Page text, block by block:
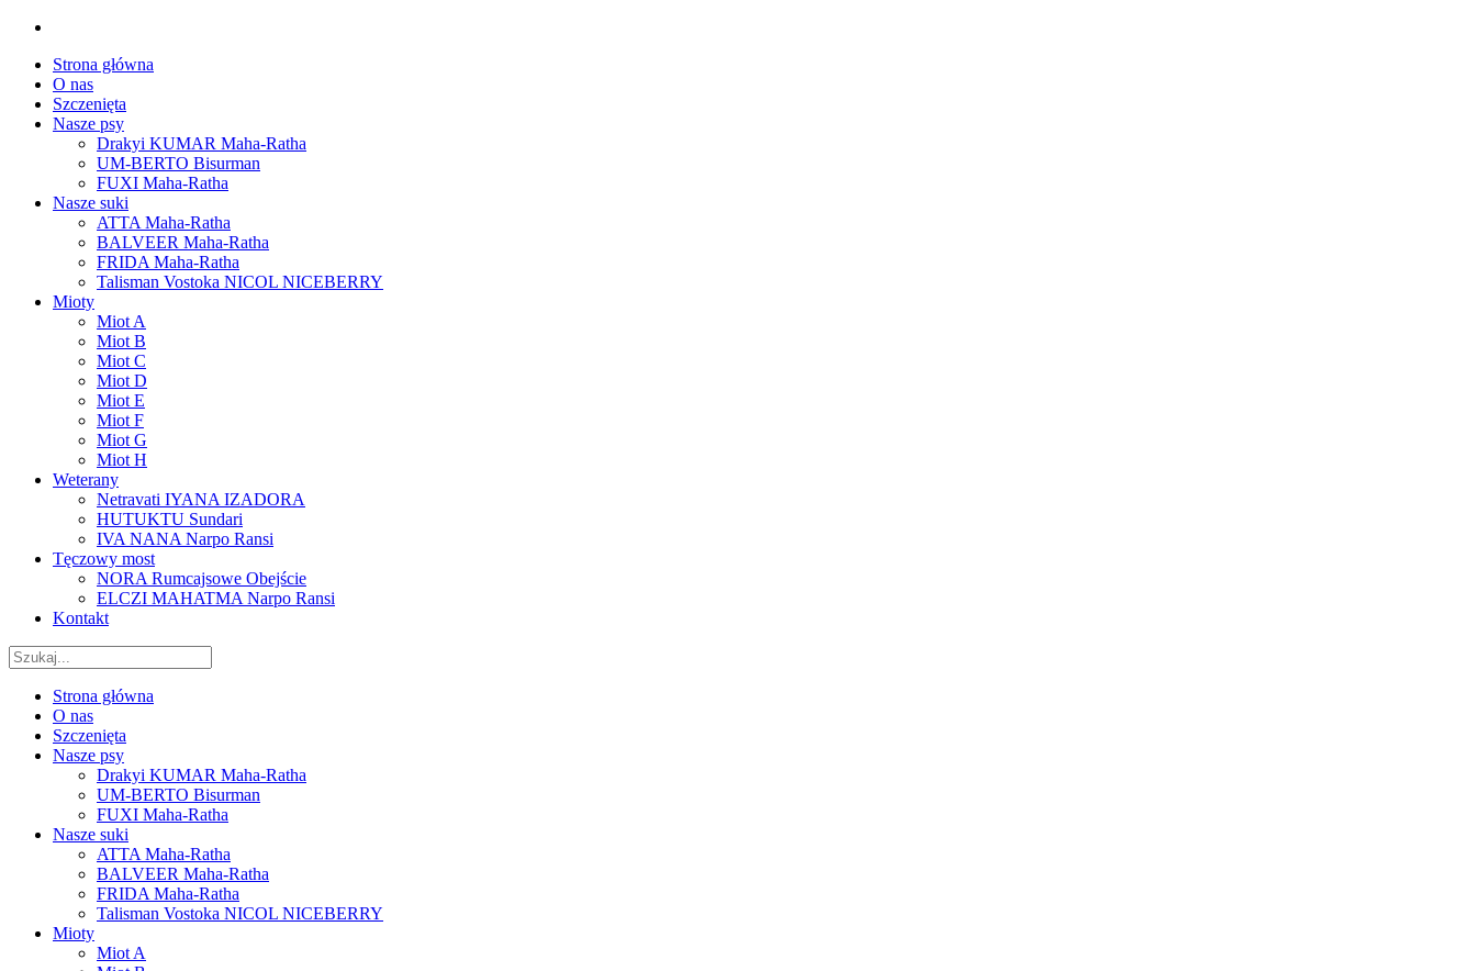
Strona główna
O nas
Szczenięta
Nasze psy
Drakyi KUMAR Maha-Ratha
UM-BERTO Bisurman
FUXI Maha-Ratha
Nasze suki
ATTA Maha-Ratha
BALVEER Maha-Ratha
FRIDA Maha-Ratha
Talisman Vostoka NICOL NICEBERRY
Mioty
Miot A
Miot B
Miot C
Miot D
Miot E
Miot F
Miot G
Miot H
Weterany
Netravati IYANA IZADORA
HUTUKTU Sundari
IVA NANA Narpo Ransi
Tęczowy most
NORA Rumcajsowe Obejście
ELCZI MAHATMA Narpo Ransi
Kontakt
Strona główna
O nas
Szczenięta
Nasze psy
Drakyi KUMAR Maha-Ratha
UM-BERTO Bisurman
FUXI Maha-Ratha
Nasze suki
ATTA Maha-Ratha
BALVEER Maha-Ratha
FRIDA Maha-Ratha
Talisman Vostoka NICOL NICEBERRY
Mioty
Miot A